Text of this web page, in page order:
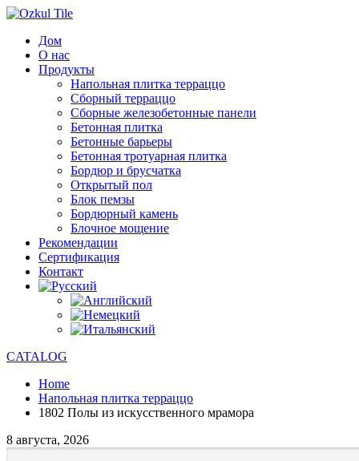
Дом
О нас
Продукты
Напольная плитка терраццо
Сборный терраццо
Сборные железобетонные панели
Бетонная плитка
Бетонные барьеры
Бетонная тротуарная плитка
Бордюр и брусчатка
Открытый пол
Блок пемзы
Бордюрный камень
Блочное мощение
Рекомендации
Сертификация
Контакт
CATALOG
Home
Напольная плитка терраццо
1802 Полы из искусственного мрамора
8 августа, 2026